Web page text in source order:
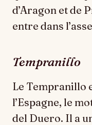
d’Aragon et de
entre dans
Tempranillo
Le Tempranillo
l’Espagne, le
del Duero. Il a